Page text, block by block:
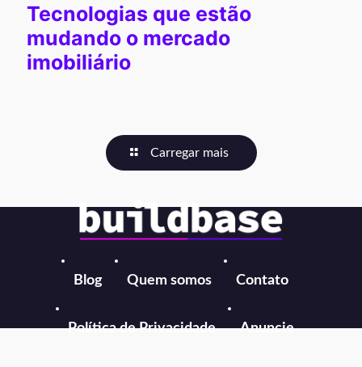
Tecnologias que estão
mudando o mercado
imobiliário
Carregar mais
Blog Quem somos Contato
Política de Privacidade Anuncie